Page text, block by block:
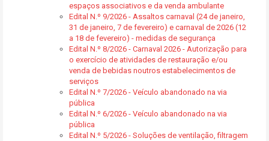
espaços associativos e da venda ambulante
Edital N.º 9/2026 - Assaltos carnaval (24 de janeiro,
31 de janeiro, 7 de fevereiro) e carnaval de 2026 (12
a 18 de fevereiro) - medidas de segurança
Edital N.º 8/2026 - Carnaval 2026 - Autorização para
o exercício de atividades de restauração e/ou
venda de bebidas noutros estabelecimentos de
serviços
Edital N.º 7/2026 - Veículo abandonado na via
pública
Edital N.º 6/2026 - Veículo abandonado na via
pública
Edital N.º 5/2026 - Soluções de ventilação, filtragem